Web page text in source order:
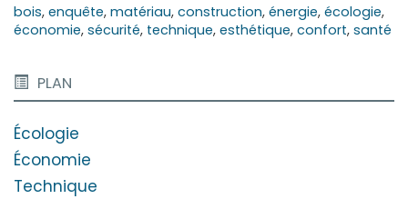
bois, enquête, matériau, construction, énergie, écologie,
économie, sécurité, technique, esthétique, confort, santé
PLAN
Écologie
Économie
Technique